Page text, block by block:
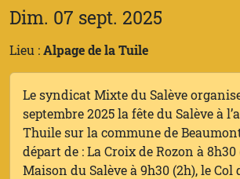
Dim. 07 sept. 2025
Lieu :Alpage de la Tuile
Le syndicat Mixte du Salève
septembre 2025 la fête du Salève à
Thuile sur la commune de
départ de : La Croix de Rozon à 8h30
Maison du Salève à 9h30 (2h), le Col